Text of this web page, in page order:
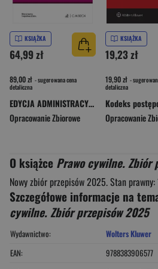
KSIĄŻKA
64,99 zł
89,00 zł - sugerowana cena
detaliczna
EDYCJA ADMINISTRACYJNA. Kodeks postępowania administracyjnego. Ordynacja podatkowa. Prawo o postępowaniu przed sądami administracyjnymi. 27 innych aktów prawnych wyd. 42
Opracowanie Zbiorowe
KSIĄŻKA
19,23 zł
19,90 zł -
detaliczna
Opracowanie
O książce Prawo cywilne. Zbiór
Nowy zbiór przepisów 2025. Stan
Szczegółowe informacje na
cywilne. Zbiór przepisów 2025
Wydawnictwo:
Wolters Kluwer
EAN:
9788383906577